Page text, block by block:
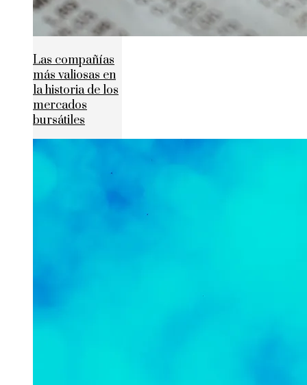
Las compañías
más valiosas en
la historia de los
mercados
bursátiles